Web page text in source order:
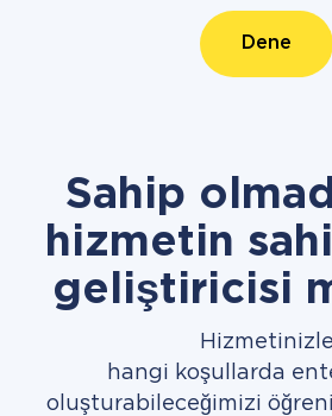
Dene
Sahip
hizmetin
geliştiricisi
Hizmetinizle
hangi koşullarda
oluşturabileceğimizi